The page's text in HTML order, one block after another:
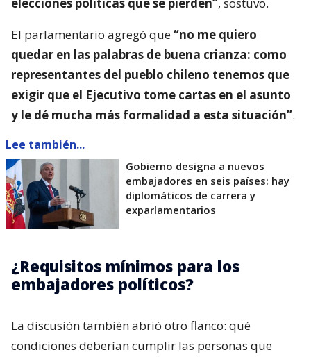
El parlamentario agregó que“no me quiero
quedar en las palabras de buena crianza: como
representantes del pueblo chileno tenemos que
exigir que el Ejecutivo tome cartas en el asunto
y le dé mucha más formalidad a esta situación”.
Lee también...
Gobierno designa a nuevos
embajadores en seis países: hay
diplomáticos de carrera y
exparlamentarios
¿Requisitos mínimos para los
embajadores políticos?
La discusión también abrió otro flanco: qué
condiciones deberían cumplir las personas que